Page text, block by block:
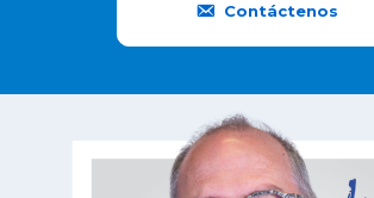
Contáctenos